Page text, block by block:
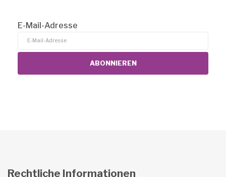
E-Mail-Adresse
Rechtliche Informationen